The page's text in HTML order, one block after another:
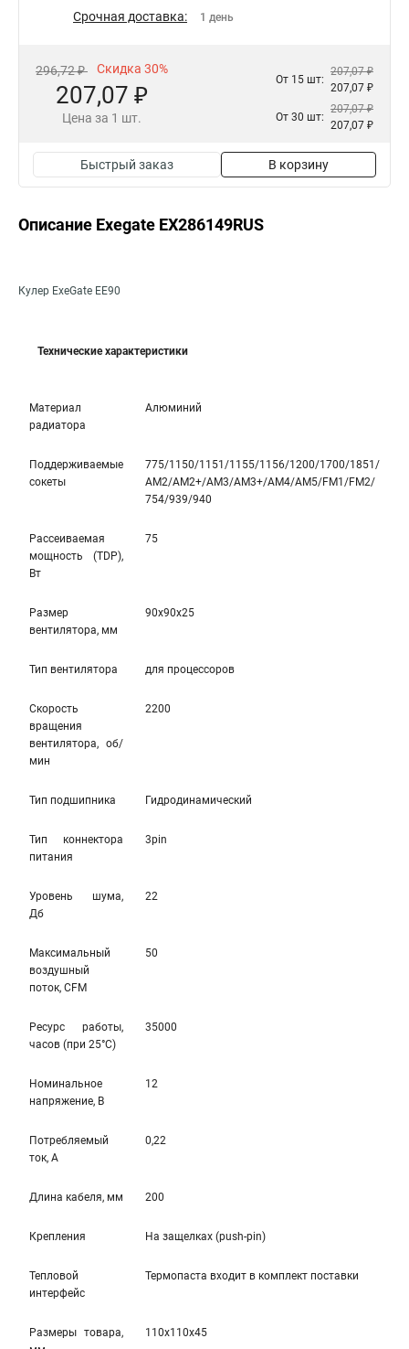
Срочная доставка: 1 день
296,72 ₽ Скидка 30%
207,07 ₽
Цена за 1 шт.
От 15 шт:
207,07 ₽
207,07 ₽
От 30 шт:
207,07 ₽
207,07 ₽
Быстрый заказ В корзину
Описание Exegate EX286149RUS
Кулер ExeGate EE90
Технические характеристики
Материал
радиатора
Алюминий
Поддерживаемые
сокеты
775/1150/1151/1155/1156/1200/1700/1851­/
AM2/AM2+/AM3/AM3+/AM4/AM5/FM1/FM2/
754/939/940
Рассеиваемая
мощность (TDP),
Вт
75
Размер
вентилятора, мм
90x90x25
Тип вентилятора для процессоров
Скорость
вращения
вентилятора, об/
мин
2200
Тип подшипника Гидродинамический
Тип коннектора
питания
3pin
Уровень шума,
Дб
22
Максимальный
воздушный
поток, CFM
50
Ресурс работы,
часов (при 25°C)
35000
Номинальное
напряжение, В
12
Потребляемый
ток, А
0,22
Длина кабеля, мм 200
Крепления На защелкаx (push-pin)
Тепловой
интерфейс
Термопаста вxодит в комплект поставки
Размеры товара,
110x110x45